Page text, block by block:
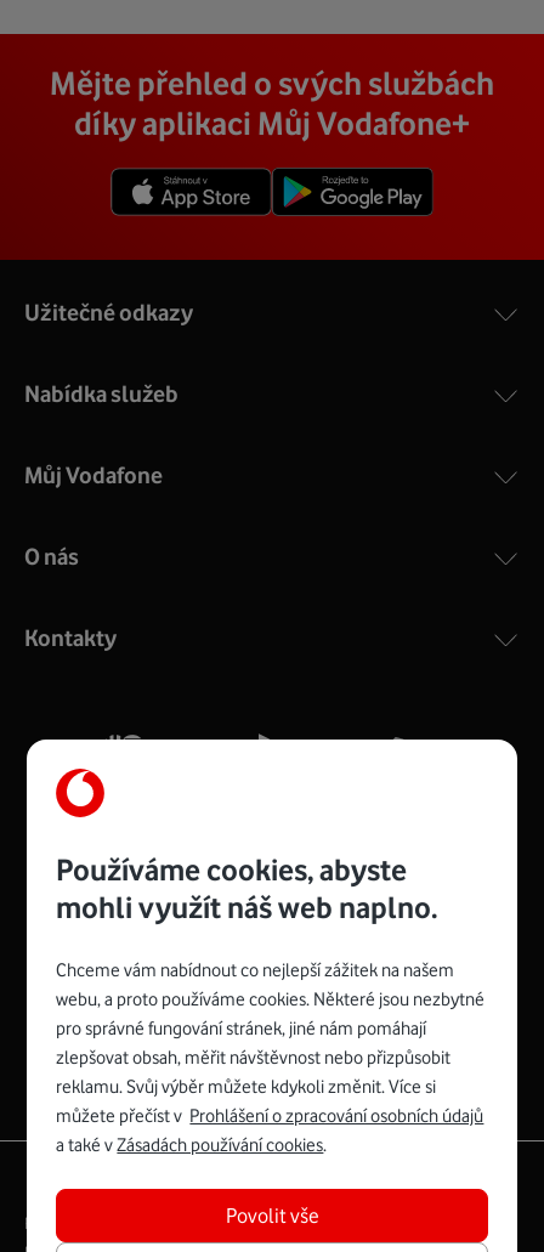
Mějte přehled o svých službách
díky aplikaci Můj Vodafone+
Spojte se s Vodafonem
Užitečné odkazy
Nabídka služeb
Můj Vodafone
O nás
Kontakty
Právní­ podmí­nky
Ochrana soukromí­
Používáme cookies, abyste
mohli využít náš web naplno.
Chceme vám nabídnout co nejlepší zážitek na našem
webu, a proto používáme cookies. Některé jsou nezbytné
pro správné fungování stránek, jiné nám pomáhají
zlepšovat obsah, měřit návštěvnost nebo přizpůsobit
reklamu. Svůj výběr můžete kdykoli změnit. Více si
můžete přečíst v Prohlášení o zpracování osobních údajů
a také vZásadách používání cookies.
Povolit vše